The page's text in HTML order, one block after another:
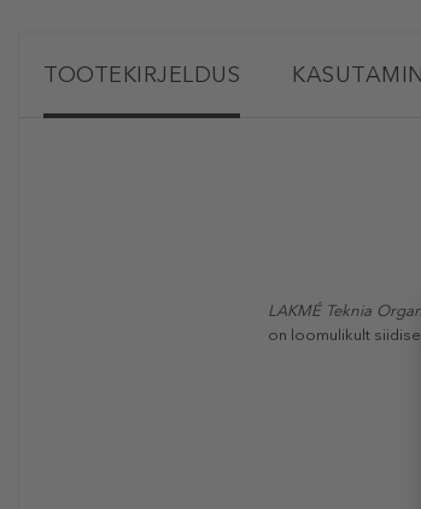
TOOTEKIRJELDUS
LAKMÉ Teknia
on loomulikult